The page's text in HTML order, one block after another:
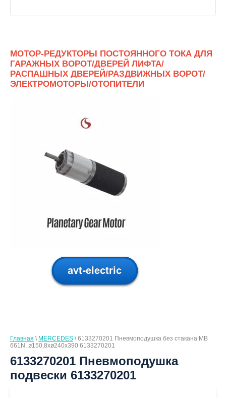
Главная \ MERCEDES \ 6133270201 Пневмоподушка без стакана MB
661N, ø150,8xø240x390 6133270201
6133270201 Пневмоподушка
подвески 6133270201
МОТОР-РЕДУКТОРЫ ПОСТОЯННОГО ТОКА ДЛЯ
ГАРАЖНЫХ ВОРОТ/ДВЕРЕЙ ЛИФТА/
РАСПАШНЫХ ДВЕРЕЙ/РАЗДВИЖНЫХ ВОРОТ/
ЭЛЕКТРОМОТОРЫ/ОТОПИТЕЛИ